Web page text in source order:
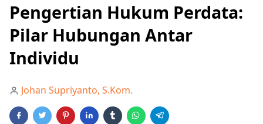
Pengertian Hukum Perdata:
Pilar Hubungan Antar
Individu
Johan Supriyanto, S.Kom.